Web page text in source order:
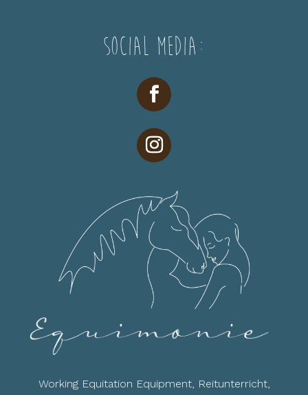
Social Media:
Working Equitation Equipment, Reitunterricht,